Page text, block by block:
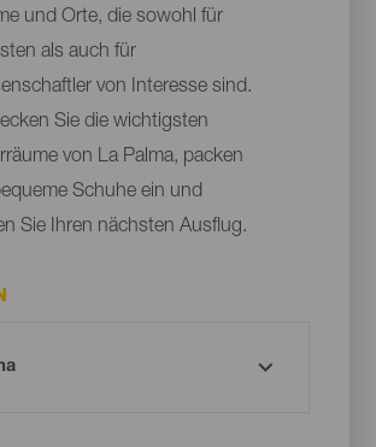
und Orte, die sowohl für
als auch für
von Interesse sind.
Sie die wichtigsten
von La Palma, packen
Schuhe ein und
Sie Ihren nächsten Ausflug.